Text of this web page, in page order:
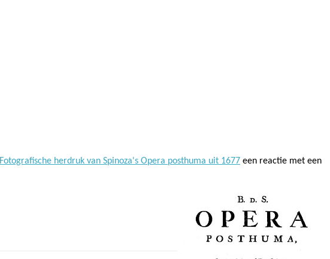
Fotografische herdruk van Spinoza's Opera posthuma uit 1677 een reactie met een